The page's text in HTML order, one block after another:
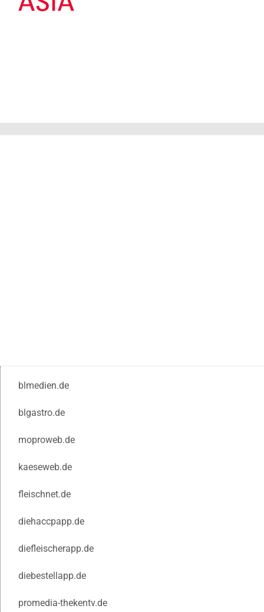
blmedien.de
blgastro.de
moproweb.de
kaeseweb.de
fleischnet.de
diehaccpapp.de
diefleischerapp.de
diebestellapp.de
promedia-thekentv.de